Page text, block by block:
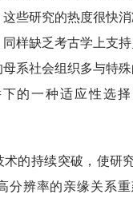
些研究的热度很快
样缺乏考古学上支
系社会组织多与特
的一种适应性选
的持续突破，使研
分辨率的亲缘关系